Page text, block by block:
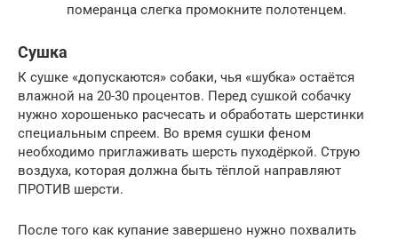
померанца слегка промокните полотенцем.
Сушка
К сушке «допускаются» собаки, чья «шубка» остаётся
влажной на 20-30 процентов. Перед сушкой собачку
нужно хорошенько расчесать и обработать шерстинки
специальным спреем. Во время сушки феном
необходимо приглаживать шерсть пуходёркой. Струю
воздуха, которая должна быть тёплой направляют
ПРОТИВ шерсти.
После того как купание завершено нужно похвалить